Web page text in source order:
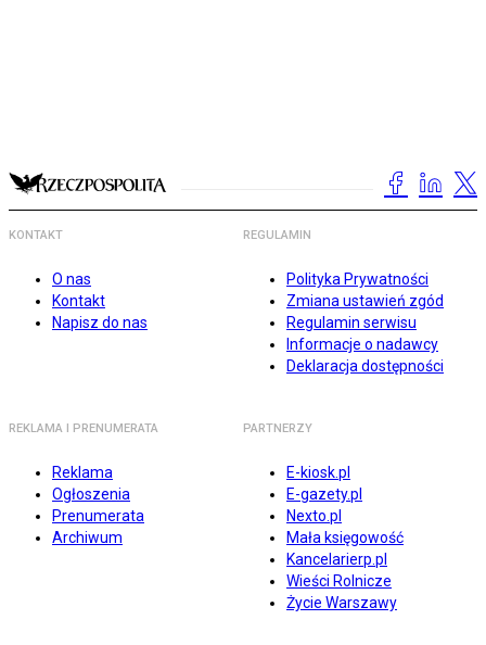
KONTAKT
O nas
Kontakt
Napisz do nas
REGULAMIN
Polityka Prywatności
Zmiana ustawień zgód
Regulamin serwisu
Informacje o nadawcy
Deklaracja dostępności
REKLAMA I PRENUMERATA
Reklama
Ogłoszenia
Prenumerata
Archiwum
PARTNERZY
E-kiosk.pl
E-gazety.pl
Nexto.pl
Mała księgowość
Kancelarierp.pl
Wieści Rolnicze
Życie Warszawy